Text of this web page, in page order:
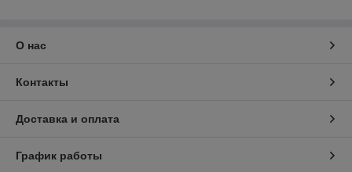
О нас
Контакты
Доставка и оплата
График работы